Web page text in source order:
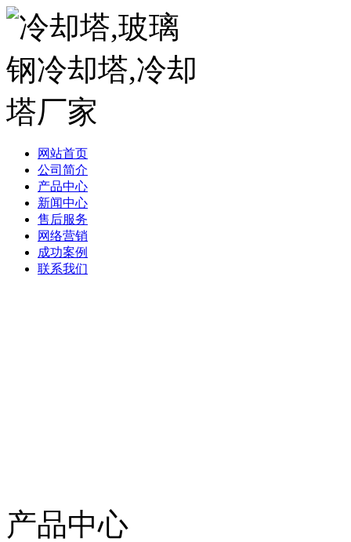
网站首页
公司简介
产品中心
新闻中心
售后服务
网络营销
成功案例
联系我们
产品中心